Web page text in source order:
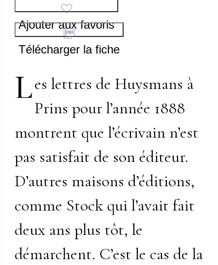
Ajouter aux favoris
Télécharger la fiche
Les lettres de Huysmans à
Prins pour l’année 1888
montrent que l’écrivain n’est
pas satisfait de son éditeur.
D’autres maisons d’éditions,
comme Stock qui l’avait fait
deux ans plus tôt, le
démarchent. C’est le cas de la